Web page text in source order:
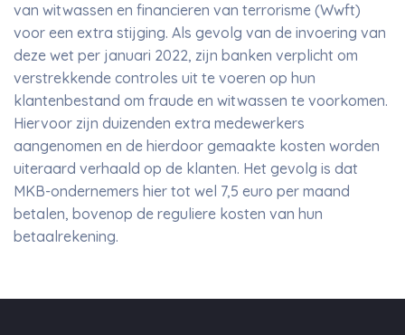
van witwassen en financieren van terrorisme (Wwft)
voor een extra stijging. Als gevolg van de invoering van
deze wet per januari 2022, zijn banken verplicht om
verstrekkende controles uit te voeren op hun
klantenbestand om fraude en witwassen te voorkomen.
Hiervoor zijn duizenden extra medewerkers
aangenomen en de hierdoor gemaakte kosten worden
uiteraard verhaald op de klanten. Het gevolg is dat
MKB-ondernemers hier tot wel 7,5 euro per maand
betalen, bovenop de reguliere kosten van hun
betaalrekening.